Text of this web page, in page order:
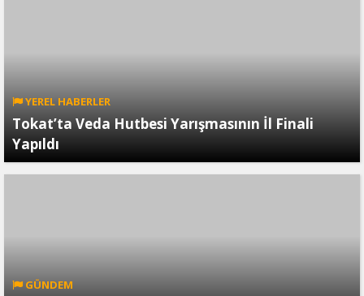
YEREL HABERLER
Tokat’ta Veda Hutbesi Yarışmasının İl Finali
Yapıldı
GÜNDEM